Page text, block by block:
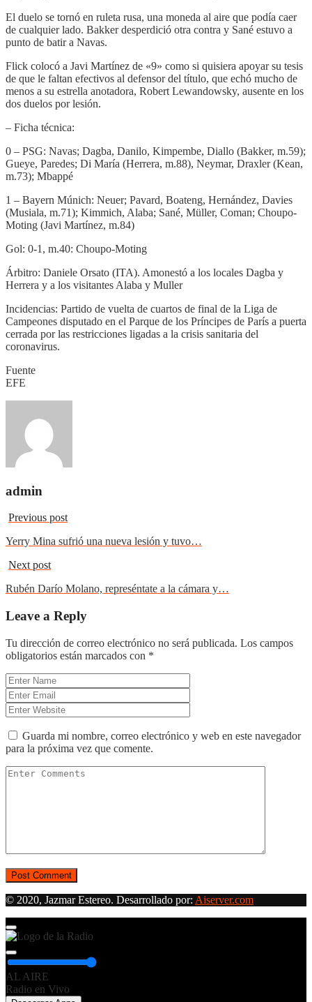
El duelo se tornó en ruleta rusa, una moneda al aire que podía caer
de cualquier lado. Bakker desperdició otra contra y Sané estuvo a
punto de batir a Navas.
Flick colocó a Javi Martínez de «9» como si quisiera apoyar su tesis
de que le faltan efectivos al defensor del título, que echó mucho de
menos a su estrella anotadora, Robert Lewandowsky, ausente en los
dos duelos por lesión.
– Ficha técnica:
0 – PSG: Navas; Dagba, Danilo, Kimpembe, Diallo (Bakker, m.59);
Gueye, Paredes; Di María (Herrera, m.88), Neymar, Draxler (Kean,
m.73); Mbappé
1 – Bayern Múnich: Neuer; Pavard, Boateng, Hernández, Davies
(Musiala, m.71); Kimmich, Alaba; Sané, Müller, Coman; Choupo-
Moting (Javi Martínez, m.84)
Gol: 0-1, m.40: Choupo-Moting
Árbitro: Daniele Orsato (ITA). Amonestó a los locales Dagba y
Herrera y a los visitantes Alaba y Muller
Incidencias: Partido de vuelta de cuartos de final de la Liga de
Campeones disputado en el Parque de los Príncipes de París a puerta
cerrada por las restricciones ligadas a la crisis sanitaria del
coronavirus.
Fuente
EFE
admin
Previous post
Yerry Mina sufrió una nueva lesión y tuvo…
Next post
Rubén Darío Molano, represéntate a la cámara y…
Leave a Reply
Tu dirección de correo electrónico no será publicada. Los campos
obligatorios están marcados con *
Guarda mi nombre, correo electrónico y web en este navegador
para la próxima vez que comente.
© 2020, Jazmar Estereo. Desarrollado por: Aiserver.com
AL AIRE
Radio en Vivo